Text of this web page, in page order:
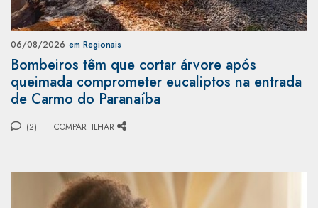
06/08/2026 em Regionais
Bombeiros têm que cortar árvore após
queimada comprometer eucaliptos na entrada
de Carmo do Paranaíba
(2) COMPARTILHAR